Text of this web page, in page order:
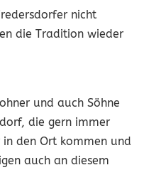
nicht
die Tradition wieder
und auch Söhne
die gern immer
den Ort kommen und
auch an diesem